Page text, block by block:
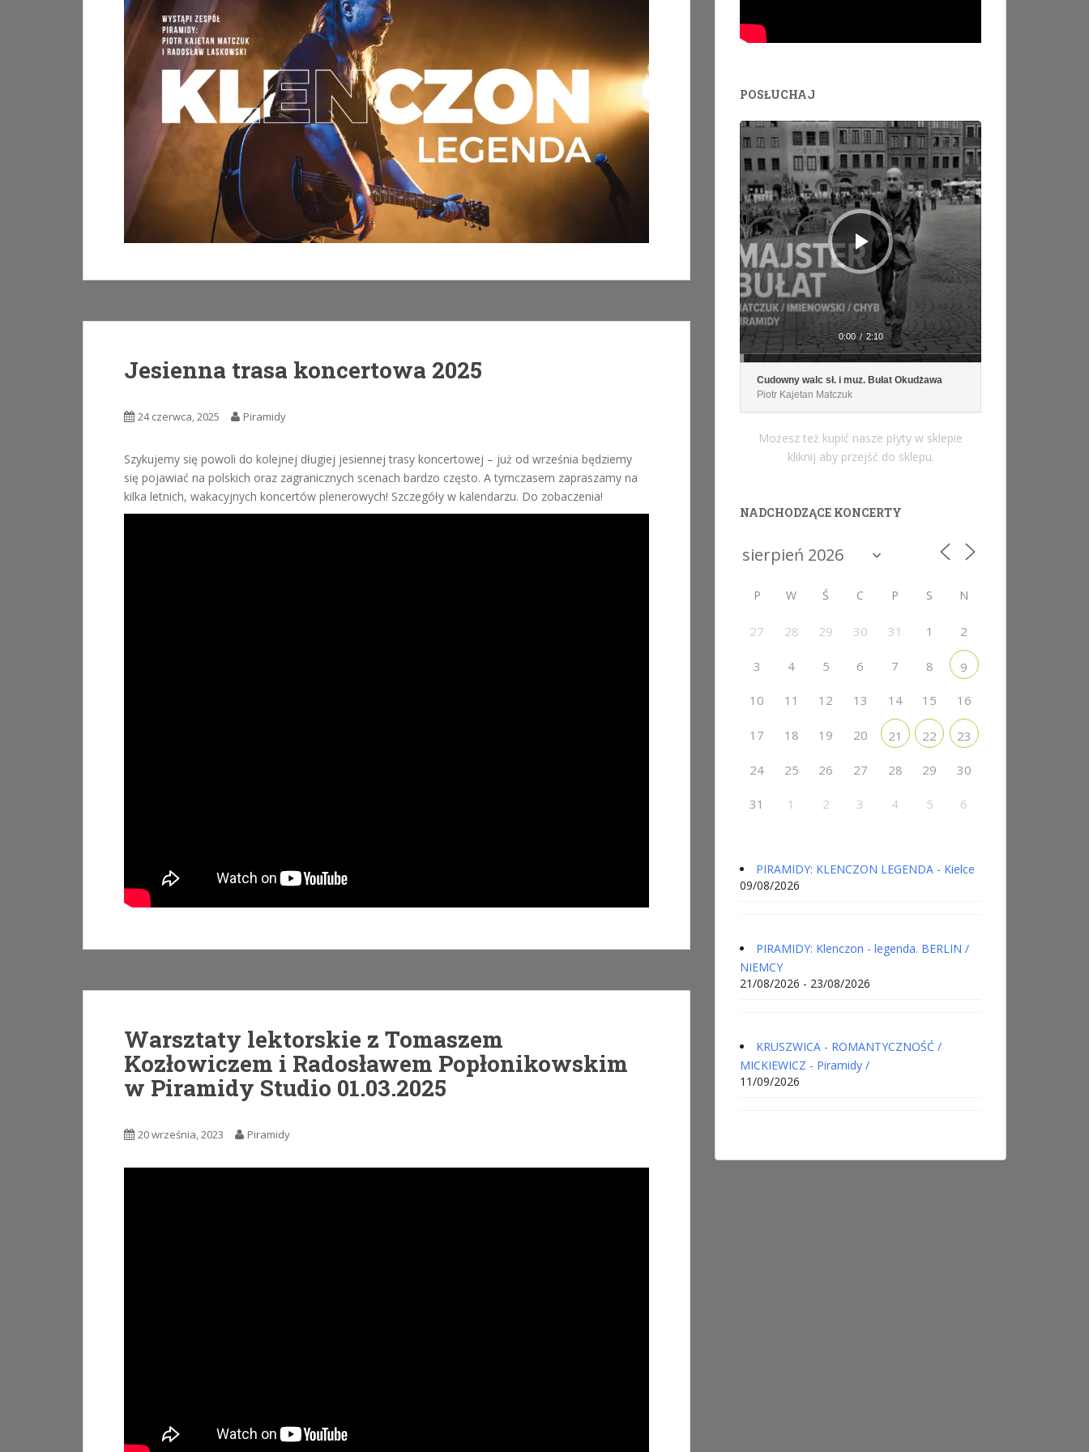
Jesienna trasa koncertowa 2025
24 czerwca, 2025 Piramidy
Szykujemy się powoli do kolejnej długiej jesiennej trasy koncertowej – już od września będziemy
się pojawiać na polskich oraz zagranicznych scenach bardzo często. A tymczasem zapraszamy na
kilka letnich, wakacyjnych koncertów plenerowych! Szczegóły w kalendarzu. Do zobaczenia!
Warsztaty lektorskie z Tomaszem
Kozłowiczem i Radosławem Popłonikowskim
w Piramidy Studio 01.03.2025
20 września, 2023 Piramidy
POSŁUCHAJ
Odtwarzacz
plików
dźwiękowych
0:00 / 2:10
Cudowny walc sł. i muz. Bułat Okudżawa
Piotr Kajetan Matczuk
Możesz też kupić nasze płyty w sklepie
kliknij aby przejść do sklepu.
NADCHODZĄCE KONCERTY
P W Ś C P S N
27 28 29 30 31 1 2
3 4 5 6 7 8 9
10 11 12 13 14 15 16
17 18 19 20 21 22 23
24 25 26 27 28 29 30
31 1 2 3 4 5 6
PIRAMIDY: KLENCZON LEGENDA - Kielce
09/08/2026
PIRAMIDY: Klenczon - legenda. BERLIN /
NIEMCY
21/08/2026 - 23/08/2026
KRUSZWICA - ROMANTYCZNOŚĆ /
MICKIEWICZ - Piramidy /
11/09/2026